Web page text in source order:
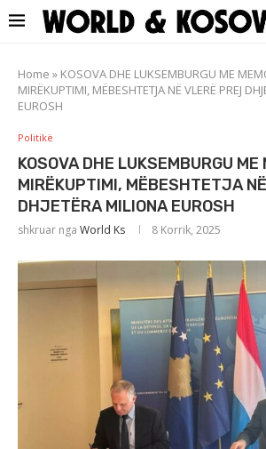
Home » KOSOVA DHE LUKSEMBURGU ME
MIRËKUPTIMI, MËBESHTETJA NË VLERË PREJ
EUROSH
Politikë
KOSOVA DHE LUKSEMBURGU ME
MIRËKUPTIMI, MËBESHTETJA
DHJETËRA MILIONA EUROSH
shkruar nga World Ks 8 Korrik, 2025